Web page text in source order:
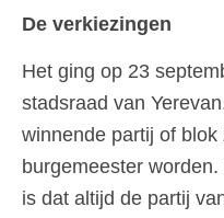
De verkiezingen
Het ging op 23
stadsraad van
winnende partij of
burgemeester
is dat altijd de partij